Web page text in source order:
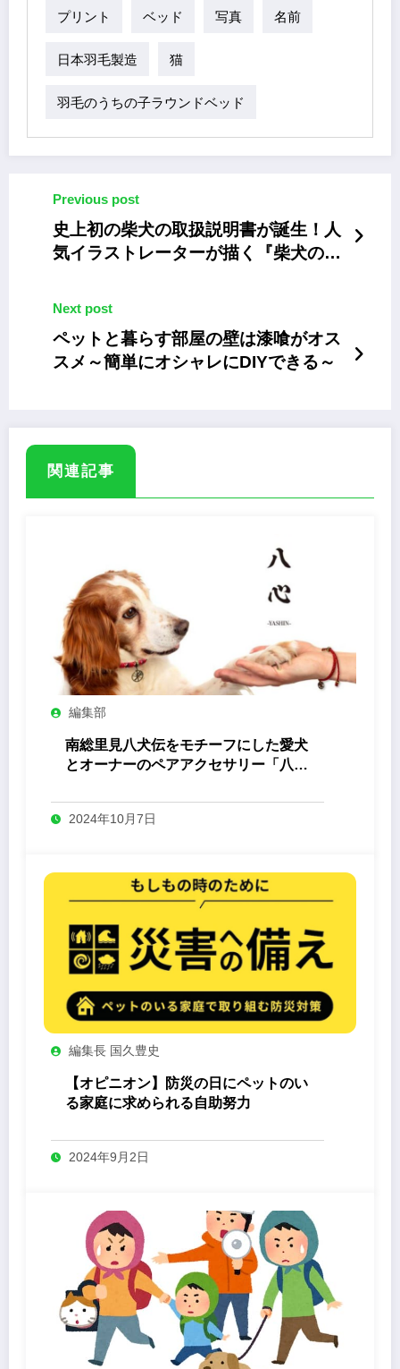
プリント ベッド 写真 名前
日本羽毛製造 猫
羽毛のうちの子ラウンドベッド
Previous post
史上初の柴犬の取扱説明書が誕生！人
気イラストレーターが描く『柴犬のト
Next post
ペットと暮らす部屋の壁は漆喰がオス
スメ～簡単にオシャレにDIYできる～
関連記事
編集部
南総里見八犬伝をモチーフにした愛犬
とオーナーのペアアクセサリー「八心
2024年10月7日
編集長 国久豊史
【オピニオン】防災の日にペットのい
る家庭に求められる自助努力
2024年9月2日